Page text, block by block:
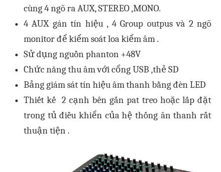
cùng 4 ngõ ra AUX, STEREO ,MONO.
4 AUX gán tín hiệu , 4 Group outpus và 2 ngõ
monitor để kiểm soát loa kiểm âm .
Sử dụng nguồn phanton +48V
Chức năng thu âm với cổng USB ,thẻ SD
Bảng giám sát tín hiệu âm thanh bằng đèn LED
Thiết kế 2 cạnh bên gắn pat treo hoặc lắp đặt
trong tủ điều khiển của hệ thống ân thanh rất
thuận tiện .